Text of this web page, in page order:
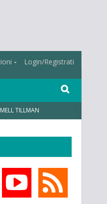
Login/Registrati
TILLMAN